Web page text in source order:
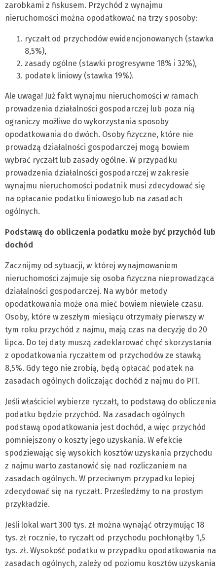
zarobkami z fiskusem. Przychód z wynajmu
nieruchomości można opodatkować na trzy sposoby:
ryczałt od przychodów ewidencjonowanych (stawka
8,5%),
zasady ogólne (stawki progresywne 18% i 32%),
podatek liniowy (stawka 19%).
Ale uwaga! Już fakt wynajmu nieruchomości w ramach
prowadzenia działalności gospodarczej lub poza nią
ograniczy możliwe do wykorzystania sposoby
opodatkowania do dwóch. Osoby fizyczne, które nie
prowadzą działalności gospodarczej mogą bowiem
wybrać ryczałt lub zasady ogólne. W przypadku
prowadzenia działalności gospodarczej w zakresie
wynajmu nieruchomości podatnik musi zdecydować się
na opłacanie podatku liniowego lub na zasadach
ogólnych.
Podstawą do obliczenia podatku może być przychód lub
dochód
Zacznijmy od sytuacji, w której wynajmowaniem
nieruchomości zajmuje się osoba fizyczna nieprowadząca
działalności gospodarczej. Na wybór metody
opodatkowania może ona mieć bowiem niewiele czasu.
Osoby, które w zeszłym miesiącu otrzymały pierwszy w
tym roku przychód z najmu, mają czas na decyzję do 20
lipca. Do tej daty muszą zadeklarować chęć skorzystania
z opodatkowania ryczałtem od przychodów ze stawką
8,5%. Gdy tego nie zrobią, będą opłacać podatek na
zasadach ogólnych doliczając dochód z najmu do PIT.
Jeśli właściciel wybierze ryczałt, to podstawą do obliczenia
podatku będzie przychód. Na zasadach ogólnych
podstawą opodatkowania jest dochód, a więc przychód
pomniejszony o koszty jego uzyskania. W efekcie
spodziewając się wysokich kosztów uzyskania przychodu
z najmu warto zastanowić się nad rozliczaniem na
zasadach ogólnych. W przeciwnym przypadku lepiej
zdecydować się na ryczałt. Prześledźmy to na prostym
przykładzie.
Jeśli lokal wart 300 tys. zł można wynająć otrzymując 18
tys. zł rocznie, to ryczałt od przychodu pochłonąłby 1,5
tys. zł. Wysokość podatku w przypadku opodatkowania na
zasadach ogólnych, zależy od poziomu kosztów uzyskania